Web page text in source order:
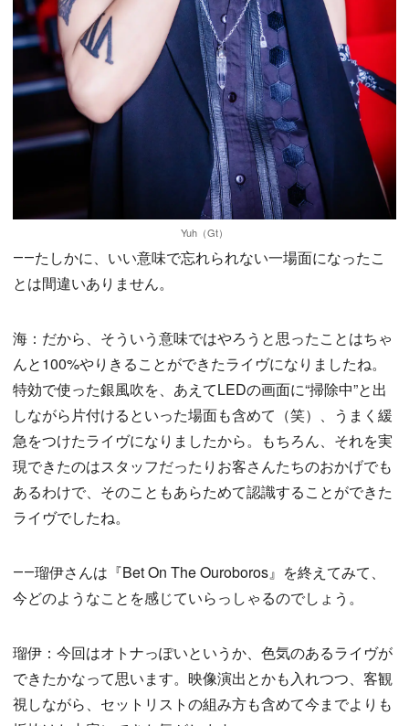
Yuh（Gt）
――たしかに、いい意味で忘れられない一場面になったこ
とは間違いありません。
海：だから、そういう意味ではやろうと思ったことはちゃ
んと100%やりきることができたライヴになりましたね。
特効で使った銀風吹を、あえてLEDの画面に“掃除中”と出
しながら片付けるといった場面も含めて（笑）、うまく緩
急をつけたライヴになりましたから。もちろん、それを実
現できたのはスタッフだったりお客さんたちのおかげでも
あるわけで、そのこともあらためて認識することができた
ライヴでしたね。
――瑠伊さんは『Bet On The Ouroboros』を終えてみて、
今どのようなことを感じていらっしゃるのでしょう。
瑠伊：今回はオトナっぽいというか、色気のあるライヴが
できたかなって思います。映像演出とかも入れつつ、客観
視しながら、セットリストの組み方も含めて今までよりも